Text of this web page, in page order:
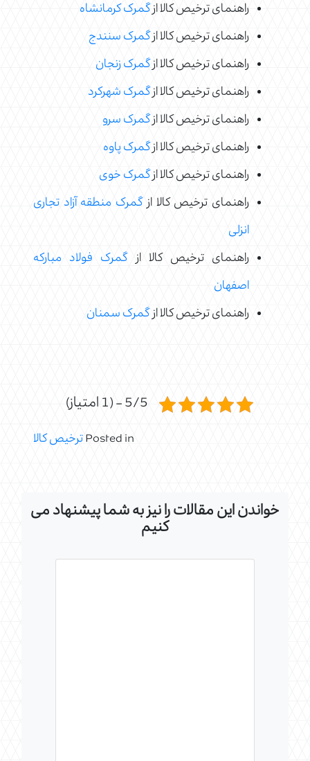
راهنمای ترخیص کالا ازگمرک کرمانشاه
راهنمای ترخیص کالا ازگمرک سنندج
راهنمای ترخیص کالا ازگمرک زنجان
راهنمای ترخیص کالا ازگمرک شهرکرد
راهنمای ترخیص کالا ازگمرک سرو
راهنمای ترخیص کالا ازگمرک پاوه
راهنمای ترخیص کالا ازگمرک خوی
راهنمای ترخیص کالا ازگمرک منطقه آزاد تجاری
انزلی
راهنمای ترخیص کالا ازگمرک فولاد مبارکه
اصفهان
راهنمای ترخیص کالا ازگمرک سمنان
5/5 - (1 امتیاز)
Posted inترخیص کالا
خواندن این مقالات را نیز به شما پیشنهاد می
کنیم